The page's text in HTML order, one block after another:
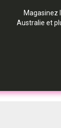
Magasinez
Australie et